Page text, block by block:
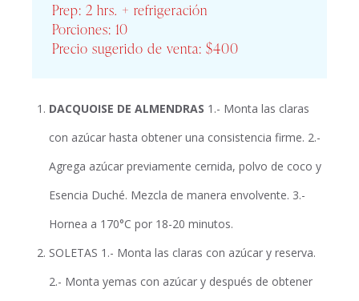
Prep: 2 hrs. + refrigeración
Porciones: 10
Precio sugerido de venta: $400
DACQUOISE DE ALMENDRAS 1.- Monta las claras
con azúcar hasta obtener una consistencia firme. 2.-
Agrega azúcar previamente cernida, polvo de coco y
Esencia Duché. Mezcla de manera envolvente. 3.-
Hornea a 170°C por 18-20 minutos.
SOLETAS 1.- Monta las claras con azúcar y reserva.
2.- Monta yemas con azúcar y después de obtener